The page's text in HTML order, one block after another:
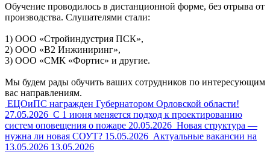
Обучение проводилось в дистанционной форме, без отрыва от
производства. Слушателями стали:
1) ООО «Стройиндустрия ПСК»,
2) ООО «В2 Инжиниринг»,
3) ООО «СМК «Фортис» и другие.
Мы будем рады обучить ваших сотрудников по интересующим
вас направлениям.
ЕЦОиПС награжден Губернатором Орловской области!
27.05.2026 С 1 июня меняется подход к проектированию
систем оповещения о пожаре 20.05.2026 Новая структура —
нужна ли новая СОУТ? 15.05.2026 Актуальные вакансии на
13.05.2026 13.05.2026